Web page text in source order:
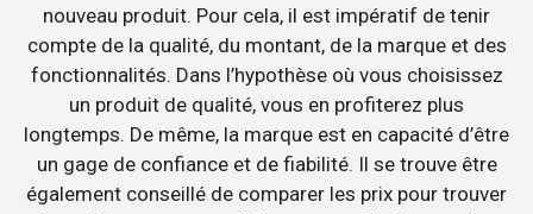
nouveau produit. Pour cela, il est impératif de tenir
compte de la qualité, du montant, de la marque et des
fonctionnalités. Dans l’hypothèse où vous choisissez
un produit de qualité, vous en profiterez plus
longtemps. De même, la marque est en capacité d’être
un gage de confiance et de fiabilité. Il se trouve être
également conseillé de comparer les prix pour trouver